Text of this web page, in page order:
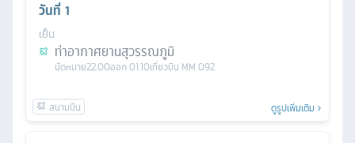
วันที่ 1
เย็น
ท่าอากาศยานสุวรรณภูมิ
นัดหมาย22.00ออก01.10เที่ยวบิน MM 092
ดูรูปเพิ่มเติม